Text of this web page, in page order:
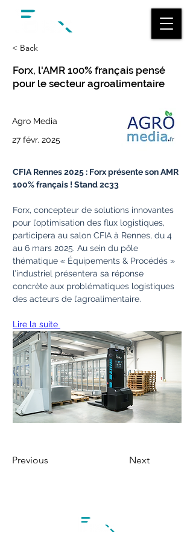
< Back
Forx, l'AMR 100% français pensé
pour le secteur agroalimentaire
Agro Media
27 févr. 2025
CFIA Rennes 2025 : Forx présente son AMR
100% français ! Stand 2c33
Forx, concepteur de solutions innovantes
pour l’optimisation des flux logistiques,
participera au salon CFIA à Rennes, du 4
au 6 mars 2025. Au sein du pôle
thématique « Équipements & Procédés »
l’industriel présentera sa réponse
concrète aux problématiques logistiques
des acteurs de l’agroalimentaire.
Lire la suite
Previous Next